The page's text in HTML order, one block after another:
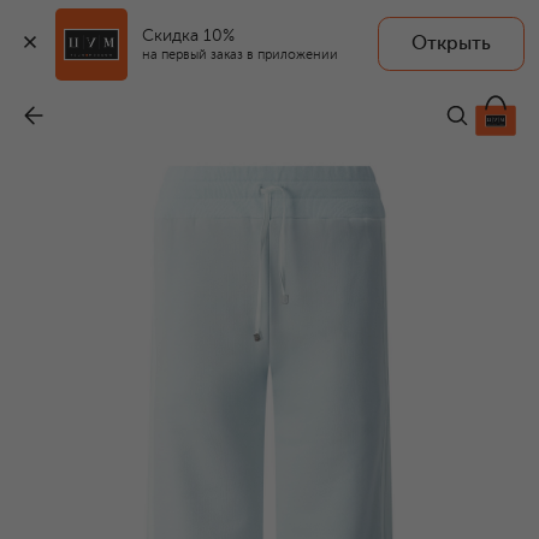
Скидка 10%
на первый заказ в приложении
Открыть
83 650 ₽